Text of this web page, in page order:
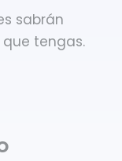
sabrán
tengas.